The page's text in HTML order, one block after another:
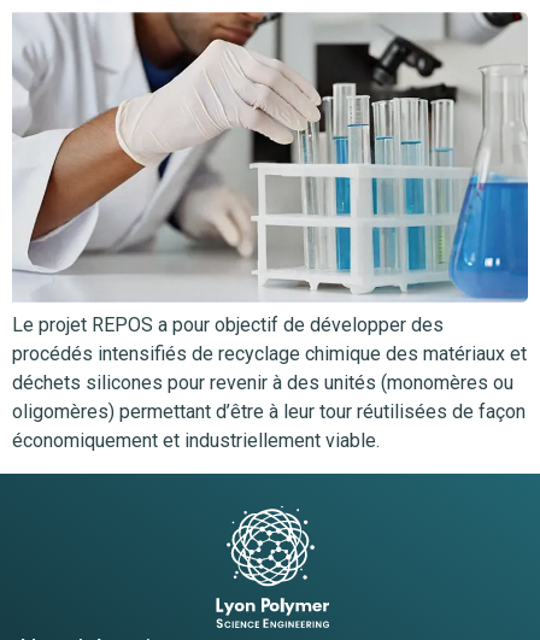
Le projet REPOS a pour objectif de développer des
procédés intensifiés de recyclage chimique des matériaux et
déchets silicones pour revenir à des unités (monomères ou
oligomères) permettant d’être à leur tour réutilisées de façon
économiquement et industriellement viable.